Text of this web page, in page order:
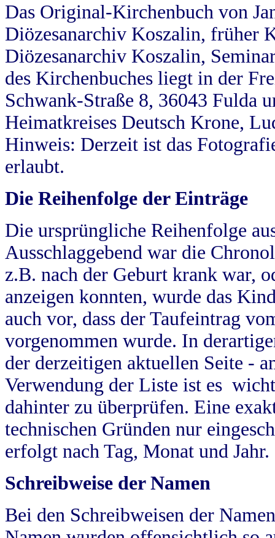
Das Original-Kirchenbuch von
Diözesanarchiv Koszalin, früher
Diözesanarchiv Koszalin,
des Kirchenbuches liegt in der
Schwank-Straße 8, 36043 Fulda
Heimatkreises Deutsch Krone,
Hinweis: Derzeit ist das
erlaubt.
Die Reihenfolge der Einträge
Die ursprüngliche Reihenfolge
Ausschlaggebend war die
z.B. nach der Geburt krank war,
anzeigen konnten, wurde das
auch vor, dass der Taufeintrag
vorgenommen wurde. In
der derzeitigen aktuellen Seite -
Verwendung der Liste ist es
dahinter zu überprüfen. Eine
technischen Gründen nur
erfolgt nach Tag, Monat und Jahr.
Schreibweise der Namen
Bei den Schreibweisen der